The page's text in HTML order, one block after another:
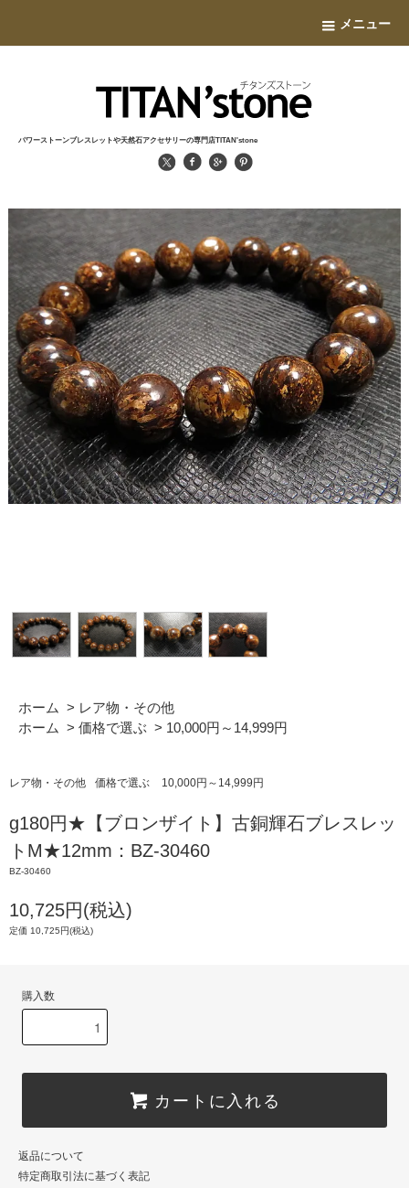
メニュー
パワーストーンブレスレットや天然石アクセサリーの専門店TITAN'stone
ホーム > レア物・その他
ホーム > 価格で選ぶ > 10,000円～14,999円
レア物・その他 価格で選ぶ 10,000円～14,999円
g180円★【ブロンザイト】古銅輝石ブレスレッ
トM★12mm：BZ-30460
BZ-30460
10,725円(税込)
定価 10,725円(税込)
購入数
カートに入れる
返品について
特定商取引法に基づく表記